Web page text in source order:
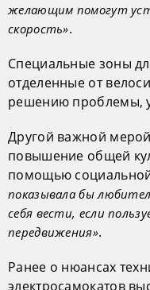
желающим помогут
скорость».
Специальные зоны
отделенные от
решению проблемы,
Другой важной
повышение общей
помощью
показывала бы
себя вести, если
передвижения».
Ранее о нюансах
электросамокатов